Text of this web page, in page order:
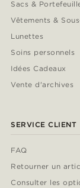
Sacs &
Vêtements &
Lunettes
Soins personnels
Idées Cadeaux
Vente d'archives
SERVICE CLIENT
FAQ
Retourner un
Consulter les